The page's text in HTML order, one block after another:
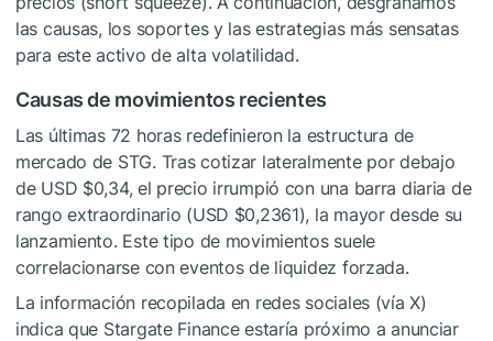
las causas, los soportes y las estrategias más sensatas
para este activo de alta volatilidad.
Causas de movimientos recientes
Las últimas 72 horas redefinieron la estructura de
mercado de STG. Tras cotizar lateralmente por debajo
de USD $0,34, el precio irrumpió con una barra diaria de
rango extraordinario (USD $0,2361), la mayor desde su
lanzamiento. Este tipo de movimientos suele
correlacionarse con eventos de liquidez forzada.
La información recopilada en redes sociales (vía X)
indica que Stargate Finance estaría próximo a anunciar